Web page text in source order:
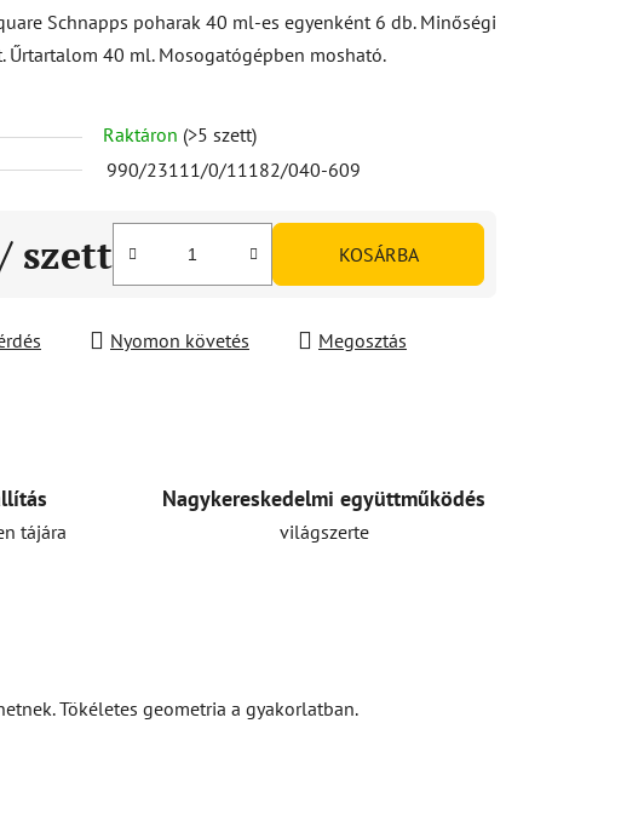
Schnapps poharak 40 ml-es egyenként 6 db. Minőségi
40 ml. Mosogatógépben mosható.
Raktáron (>5 szett)
990/23111/0/11182/040-609
/ szett KOSÁRBA
Nyomon követés Megosztás
tájára
Nagykereskedelmi együttműködés
világszerte
Tökéletes geometria a gyakorlatban.